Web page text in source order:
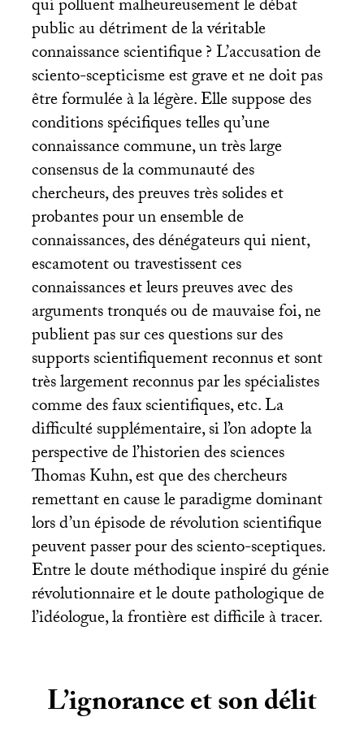
qui polluent malheureusement le débat
public au détriment de la véritable
connaissance scientifique? L’accusation de
sciento-scepticisme est grave et ne doit pas
être formulée à la légère. Elle suppose des
conditions spécifiques telles qu’une
connaissance commune, un très large
consensus de la communauté des
chercheurs, des preuves très solides et
probantes pour un ensemble de
connaissances, des dénégateurs qui nient,
escamotent ou travestissent ces
connaissances et leurs preuves avec des
arguments tronqués ou de mauvaise foi, ne
publient pas sur ces questions sur des
supports scientifiquement reconnus et sont
très largement reconnus par les spécialistes
comme des faux scientifiques, etc. La
difficulté supplémentaire, si l’on adopte la
perspective de l’historien des sciences
Thomas Kuhn, est que des chercheurs
remettant en cause le paradigme dominant
lors d’un épisode de révolution scientifique
peuvent passer pour des sciento-sceptiques.
Entre le doute méthodique inspiré du génie
révolutionnaire et le doute pathologique de
l’idéologue, la frontière est difficile à tracer.
L’ignorance et son délit